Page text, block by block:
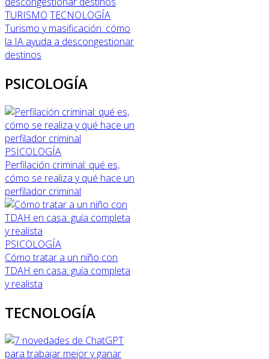
TURISMO TECNOLOGÍA
Turismo y masificación: cómo
la IA ayuda a descongestionar
destinos
PSICOLOGÍA
PSICOLOGÍA
Perfilación criminal: qué es,
cómo se realiza y qué hace un
perfilador criminal
PSICOLOGÍA
Cómo tratar a un niño con
TDAH en casa: guía completa
y realista
TECNOLOGÍA